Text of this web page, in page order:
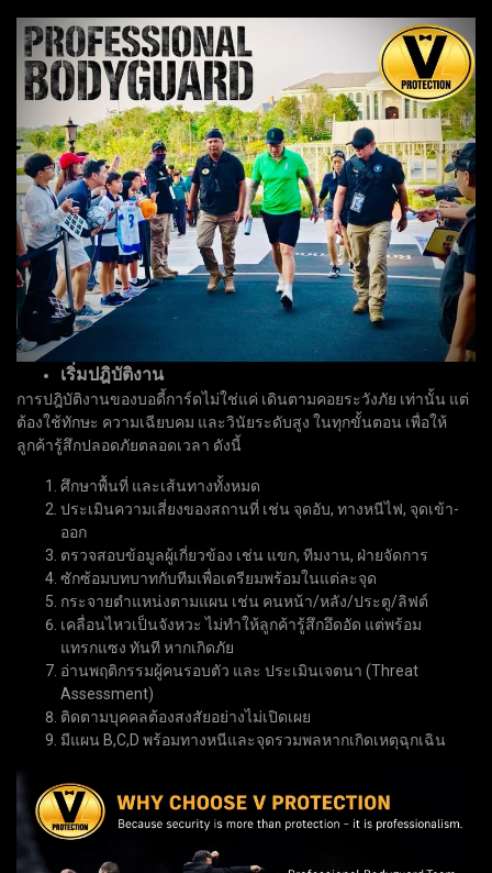
เริ่มปฎิบัติงาน
การปฎิบัติงานของบอดี้การ์ดไม่ใช่แค่ เดินตามคอยระวังภัย เท่านั้น แต่
ต้องใช้ทักษะ ความเฉียบคม และวินัยระดับสูง ในทุกขั้นตอน เพื่อให้
ลูกค้ารู้สึกปลอดภัยตลอดเวลา ดังนี้
ศึกษาพื้นที่ และเส้นทางทั้งหมด
ประเมินความเสี่ยงของสถานที่ เช่น จุดอับ, ทางหนีไฟ, จุดเข้า-
ออก
ตรวจสอบข้อมูลผู้เกี่ยวข้อง เช่น แขก, ทีมงาน, ฝ่ายจัดการ
ซักซ้อมบทบาทกับทีมเพื่อเตรียมพร้อมในแต่ละจุด
กระจายตำแหน่งตามแผน เช่น คนหน้า/หลัง/ประตู/ลิฟต์
เคลื่อนไหวเป็นจังหวะ ไม่ทำให้ลูกค้ารู้สึกอึดอัด แต่พร้อม
แทรกแซง ทันที หากเกิดภัย
อ่านพฤติกรรมผู้คนรอบตัว และ ประเมินเจตนา (Threat
Assessment)
ติดตามบุคคลต้องสงสัยอย่างไม่เปิดเผย
มีแผน B,C,D พร้อมทางหนีและจุดรวมพลหากเกิดเหตุฉุกเฉิน